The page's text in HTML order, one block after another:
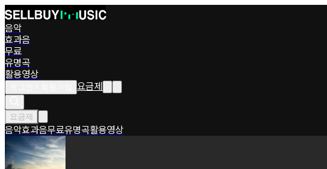
음악
효과음
무료
유명곡
활용영상
요금제
요금제
음악효과음무료유명곡활용영상